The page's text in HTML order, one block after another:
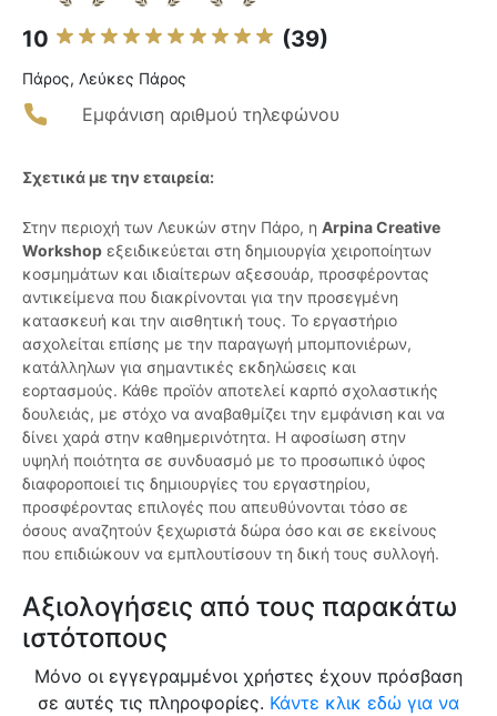
10 (39)
Πάρος, Λεύκες Πάρος
Εμφάνιση αριθμού τηλεφώνου
Σχετικά με την εταιρεία:
Στην περιοχή των Λευκών στην Πάρο, η Arpina Creative
Workshop εξειδικεύεται στη δημιουργία χειροποίητων
κοσμημάτων και ιδιαίτερων αξεσουάρ, προσφέροντας
αντικείμενα που διακρίνονται για την προσεγμένη
κατασκευή και την αισθητική τους. Το εργαστήριο
ασχολείται επίσης με την παραγωγή μπομπονιέρων,
κατάλληλων για σημαντικές εκδηλώσεις και
εορτασμούς. Κάθε προϊόν αποτελεί καρπό σχολαστικής
δουλειάς, με στόχο να αναβαθμίζει την εμφάνιση και να
δίνει χαρά στην καθημερινότητα. Η αφοσίωση στην
υψηλή ποιότητα σε συνδυασμό με το προσωπικό ύφος
διαφοροποιεί τις δημιουργίες του εργαστηρίου,
προσφέροντας επιλογές που απευθύνονται τόσο σε
όσους αναζητούν ξεχωριστά δώρα όσο και σε εκείνους
που επιδιώκουν να εμπλουτίσουν τη δική τους συλλογή.
Αξιολογήσεις από τους παρακάτω
ιστότοπους
Μόνο οι εγγεγραμμένοι χρήστες έχουν πρόσβαση
σε αυτές τις πληροφορίες. Κάντε κλικ εδώ για να